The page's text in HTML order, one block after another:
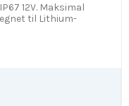
12V. Maksimal
til Lithium-